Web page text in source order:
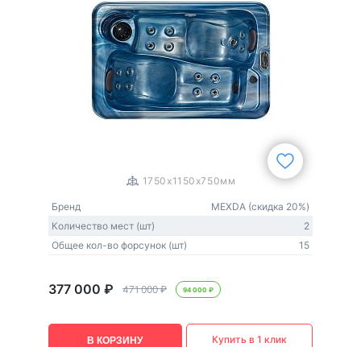
1750x1150x750мм
Бренд
MEXDA (скидка 20%)
Количество мест (шт)
2
Общее кол-во форсунок (шт)
15
377 000 ₽ 471 000 ₽ 94 000 ₽
В КОРЗИНУ Купить в 1 клик